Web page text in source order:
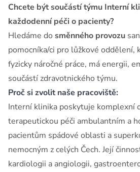
Chcete být součástí týmu Interní
každodenní péči o pacienty?
Hledáme do směnného provozu
pomocníka/ci pro lůžkové oddělení,
fyzicky náročné práce, má energii,
součástí zdravotnického týmu.
Proč si zvolit naše pracoviště:
Interní klinika poskytuje komplexní
terapeutickou péči ambulantním a
pacientům spádové oblasti a
nemocným z celých Čech. Její
kardiologii a angiologii,